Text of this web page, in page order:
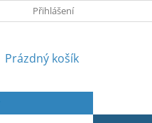
VRÁCENÍ ZBOŽÍ
Přihlášení
NÁKUPNÍ
Prázdný košík